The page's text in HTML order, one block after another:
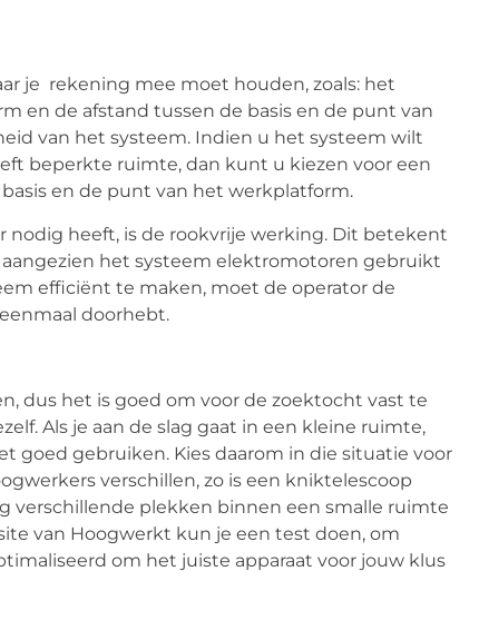
je rekening mee moet houden, zoals: het
en de afstand tussen de basis en de punt van
van het systeem. Indien u het systeem wilt
beperkte ruimte, dan kunt u kiezen voor een
en de punt van het werkplatform.
heeft, is de rookvrije werking. Dit betekent
het systeem elektromotoren gebruikt
efficiënt te maken, moet de operator de
doorhebt.
dus het is goed om voor de zoektocht vast te
Als je aan de slag gaat in een kleine ruimte,
goed gebruiken. Kies daarom in die situatie voor
verschillen, zo is een kniktelescoop
verschillende plekken binnen een smalle ruimte
van Hoogwerkt kun je een test doen, om
om het juiste apparaat voor jouw klus